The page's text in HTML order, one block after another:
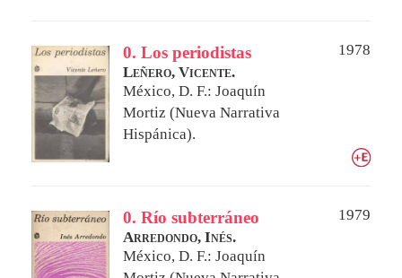
0. Los periodistas
1978
Leñero, Vicente.
México, D. F.: Joaquín
Mortiz (Nueva Narrativa
Hispánica).
0. Río subterráneo
1979
Arredondo, Inés.
México, D. F.: Joaquín